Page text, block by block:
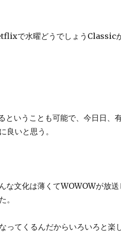
で水曜どうでしょうClassic
ということも可能で、今日日、
いと思う。
な文化は薄くてWOWOWが放送
。
ってくるんだからいろいろと楽